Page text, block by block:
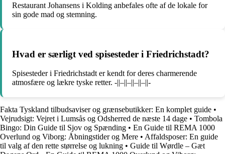
Restaurant Johansens i Kolding anbefales ofte af de lokale for
sin gode mad og stemning.
Hvad er særligt ved spisesteder i Friedrichstadt?
Spisesteder i Friedrichstadt er kendt for deres charmerende
atmosfære og lækre tyske retter. -||–||–||–||–||-
Fakta Tyskland tilbudsaviser og grænsebutikker: En komplet guide •
Vejrudsigt: Vejret i Lumsås og Odsherred de næste 14 dage • Tombola
Bingo: Din Guide til Sjov og Spænding • En Guide til REMA 1000
Overlund og Viborg: Åbningstider og Mere • Affaldsposer: En guide
til valg af den rette størrelse og lukning • Guide til Wørdle – Gæt